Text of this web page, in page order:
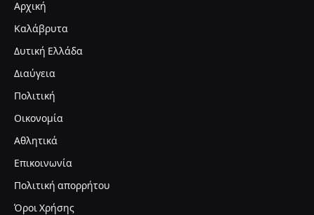
Αρχική
Καλάβρυτα
Δυτική Ελλάδα
Διαύγεια
Πολιτική
Οικονομία
Αθλητικά
Επικοινωνία
Πολιτική απορρήτου
Όροι Χρήσης